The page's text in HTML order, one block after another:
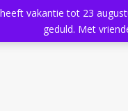
Aanbod
vakantie tot 23
geduld. Met